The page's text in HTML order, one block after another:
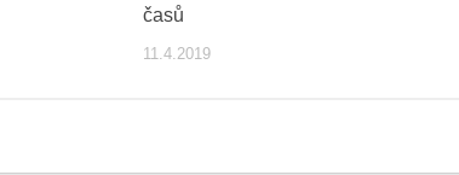
časů
11.4.2019